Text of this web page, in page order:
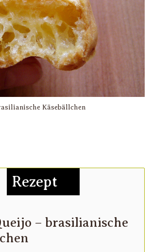
Käsebällchen
Rezept
– brasilianische